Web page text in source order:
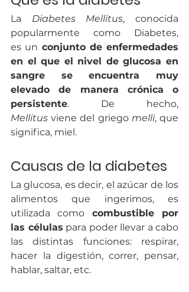
La Diabetes Mellitus, conocida
popularmente como Diabetes,
es un conjunto de enfermedades
en el que el nivel de glucosa en
sangre se encuentra muy
elevado de manera crónica o
persistente
Mellitus viene del griego melli, que
significa, miel.
Causas de la diabetes
La glucosa, es decir, el azúcar de los
alimentos que ingerimos, es
utilizada como combustible por
las células para poder llevar a cabo
las distintas funciones: respirar,
hacer la digestión, correr, pensar,
hablar, saltar, etc.